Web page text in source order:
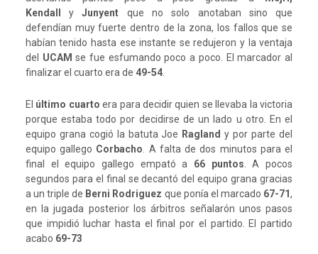
KendallyJunyent que no solo anotaban sino que
defendían muy fuerte dentro de la zona, los fallos que se
habían tenido hasta ese instante se redujeron y la ventaja
del UCAM se fue esfumando poco a poco. El marcador al
finalizar el cuarto era de 49-54.
El último cuarto era para decidir quien se llevaba la victoria
porque estaba todo por decidirse de un lado u otro. En el
equipo grana cogió la batuta Joe Ragland y por parte del
equipo gallego Corbacho . A falta de dos minutos para el
final el equipo gallego empató a 66 puntos . A pocos
segundos para el final se decantó del equipo grana gracias
a un triple de Berni Rodriguez que ponía el marcado 67-71,
en la jugada posterior los árbitros señalarón unos pasos
que impidió luchar hasta el final por el partido. El partido
acabo 69-73